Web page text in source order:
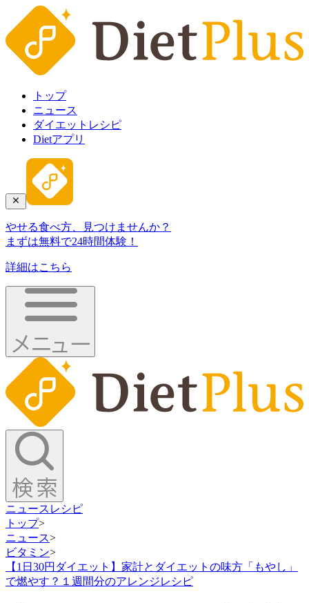
トップ
ニュース
ダイエットレシピ
Dietアプリ
やせる食べ方、見つけませんか？
まずは無料で24時間体験！
詳細はこちら
ニュース レシピ
トップ>
ニュース>
ビタミン>
【1日30円ダイエット】家計とダイエットの味方「もやし」
で燃やす？１週間分のアレンジレシピ